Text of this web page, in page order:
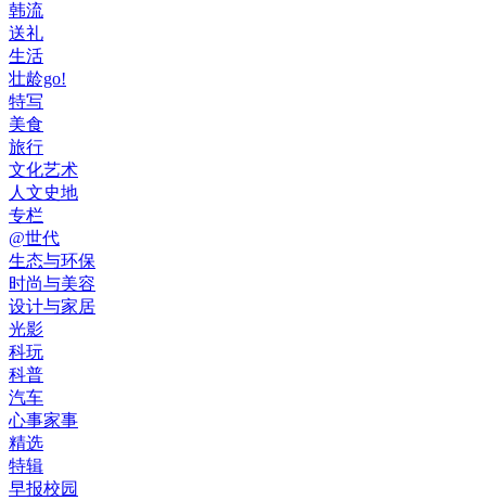
韩流
送礼
生活
壮龄go!
特写
美食
旅行
文化艺术
人文史地
专栏
@世代
生态与环保
时尚与美容
设计与家居
光影
科玩
科普
汽车
心事家事
精选
特辑
早报校园